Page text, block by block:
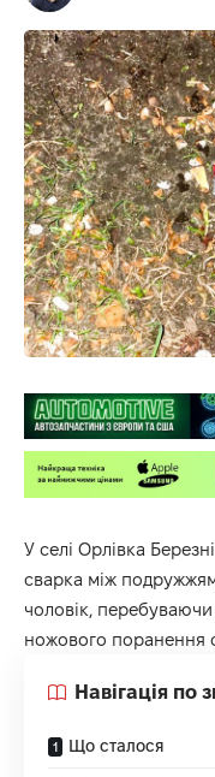
У селі Орлівка
сварка між
чоловік,
ножового поранення
Навігація по
Що сталося